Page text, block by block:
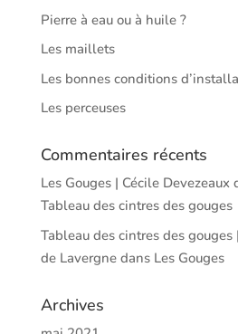
Pierre à eau ou à huile ?
Les maillets
Les bonnes conditions
Les perceuses
Commentaires récents
Les Gouges | Cécile Devezeaux
Tableau des cintres des gouges
Tableau des cintres des gouges
de Lavergnedans Les Gouges
Archives